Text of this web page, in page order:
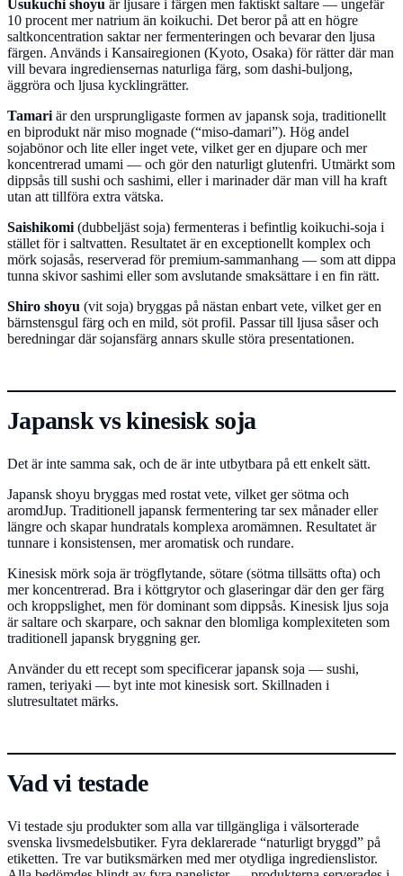
Usukuchi shoyu är ljusare i färgen men faktiskt saltare — ungefär
10 procent mer natrium än koikuchi. Det beror på att en högre
saltkoncentration saktar ner fermenteringen och bevarar den ljusa
färgen. Används i Kansairegionen (Kyoto, Osaka) för rätter där man
vill bevara ingrediensernas naturliga färg, som dashi-buljong,
äggröra och ljusa kycklingrätter.
Tamari är den ursprungligaste formen av japansk soja, traditionellt
en biprodukt när miso mognade (“miso-damari”). Hög andel
sojabönor och lite eller inget vete, vilket ger en djupare och mer
koncentrerad umami — och gör den naturligt glutenfri. Utmärkt som
dippsås till sushi och sashimi, eller i marinader där man vill ha kraft
utan att tillföra extra vätska.
Saishikomi (dubbeljäst soja) fermenteras i befintlig koikuchi-soja i
stället för i saltvatten. Resultatet är en exceptionellt komplex och
mörk sojasås, reserverad för premium-sammanhang — som att dippa
tunna skivor sashimi eller som avslutande smaksättare i en fin rätt.
Shiro shoyu (vit soja) bryggas på nästan enbart vete, vilket ger en
bärnstensgul färg och en mild, söt profil. Passar till ljusa såser och
beredningar där sojansfärg annars skulle störa presentationen.
Japansk vs kinesisk soja
Det är inte samma sak, och de är inte utbytbara på ett enkelt sätt.
Japansk shoyu bryggas med rostat vete, vilket ger sötma och
aromdJup. Traditionell japansk fermentering tar sex månader eller
längre och skapar hundratals komplexa aromämnen. Resultatet är
tunnare i konsistensen, mer aromatisk och rundare.
Kinesisk mörk soja är trögflytande, sötare (sötma tillsätts ofta) och
mer koncentrerad. Bra i köttgrytor och glaseringar där den ger färg
och kroppslighet, men för dominant som dippsås. Kinesisk ljus soja
är saltare och skarpare, och saknar den blomliga komplexiteten som
traditionell japansk bryggning ger.
Använder du ett recept som specificerar japansk soja — sushi,
ramen, teriyaki — byt inte mot kinesisk sort. Skillnaden i
slutresultatet märks.
Vad vi testade
Vi testade sju produkter som alla var tillgängliga i välsorterade
svenska livsmedelsbutiker. Fyra deklarerade “naturligt bryggd” på
etiketten. Tre var butiksmärken med mer otydliga ingredienslistor.